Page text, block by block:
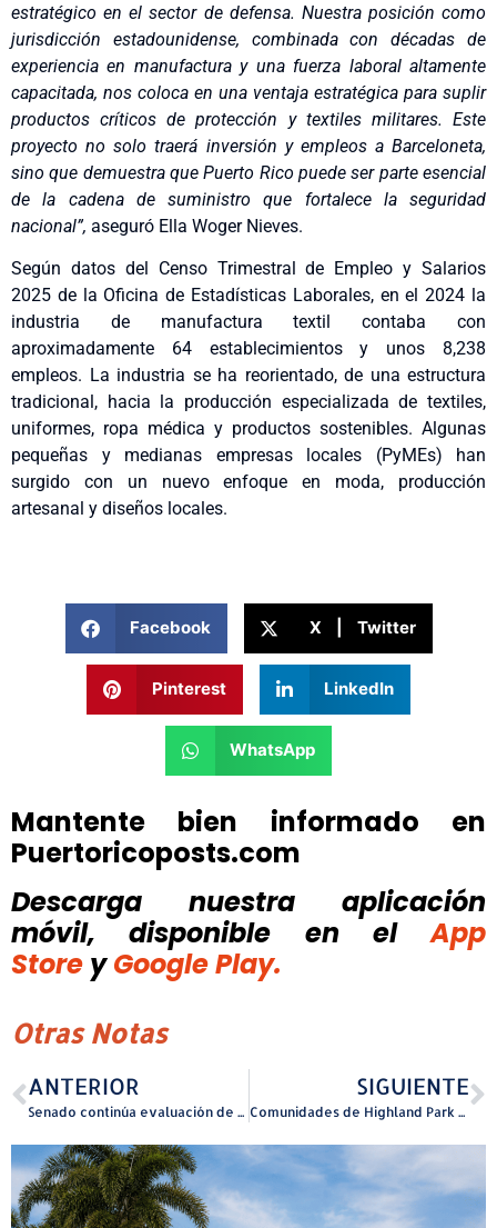
estratégico en el sector de defensa. Nuestra posición como
jurisdicción estadounidense, combinada con décadas de
experiencia en manufactura y una fuerza laboral altamente
capacitada, nos coloca en una ventaja estratégica para suplir
productos críticos de protección y textiles militares. Este
proyecto no solo traerá inversión y empleos a Barceloneta,
sino que demuestra que Puerto Rico puede ser parte esencial
de la cadena de suministro que fortalece la seguridad
nacional”, aseguró Ella Woger Nieves.
Según datos del Censo Trimestral de Empleo y Salarios
2025 de la Oficina de Estadísticas Laborales, en el 2024 la
industria de manufactura textil contaba con
aproximadamente 64 establecimientos y unos 8,238
empleos. La industria se ha reorientado, de una estructura
tradicional, hacia la producción especializada de textiles,
uniformes, ropa médica y productos sostenibles. Algunas
pequeñas y medianas empresas locales (PyMEs) han
surgido con un nuevo enfoque en moda, producción
artesanal y diseños locales.
Facebook X | Twitter
Pinterest LinkedIn
WhatsApp
Mantente bien informado en
Puertoricoposts.com
Descarga nuestra aplicación
móvil, disponible
en el
App
Store y Google Play.
Otras Notas
ANTERIOR
Senado continúa evaluación de nombramientos
SIGUIENTE
Comunidades de Highland Park y Los Peñas celebran clínica de baloncesto para niños y jóvenes